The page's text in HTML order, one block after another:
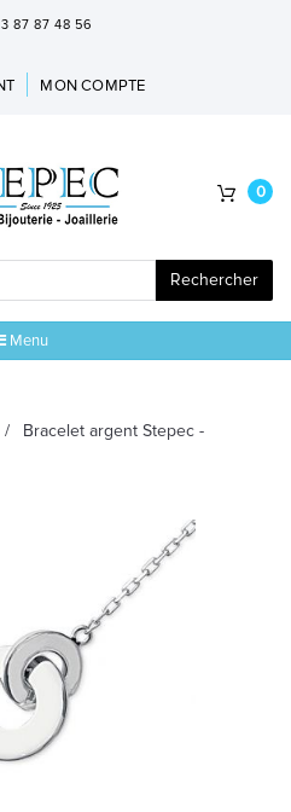
87 87 48 56
MON COMPTE
Rechercher
0
Menu
AFFAIRES
CADEAUX
/
Bracelet argent Stepec -